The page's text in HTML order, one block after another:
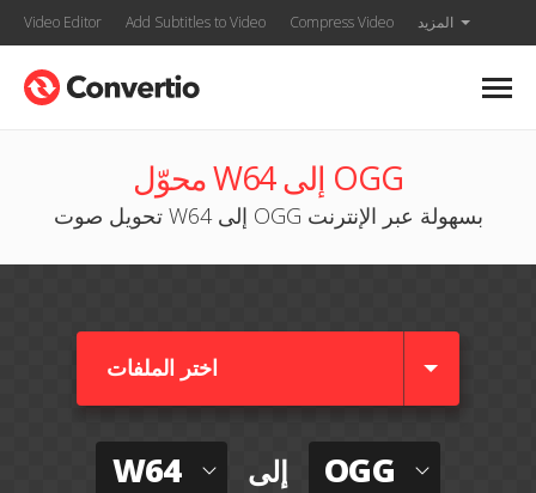
Video Editor Add Subtitles to Video Compress Video المزيد
محوّل W64 إلى OGG
تحويل صوت W64 إلى OGG بسهولة عبر الإنترنت
اختر الملفات
W64 إلى OGG